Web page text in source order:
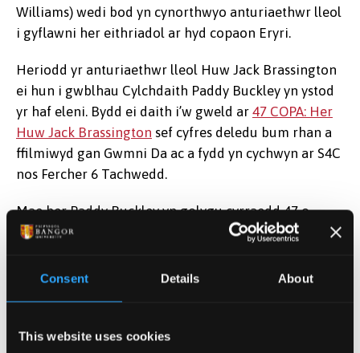
Consent Details About
This website uses cookies
Williams) wedi bod yn cynorthwyo anturiaethwr lleol
i gyflawni her eithriadol ar hyd copaon Eryri.
Heriodd yr anturiaethwr lleol Huw Jack Brassington
ei hun i gwblhau Cylchdaith Paddy Buckley yn ystod
yr haf eleni. Bydd ei daith i’w gweld ar 47 COPA: Her
Huw Jack Brassington sef cyfres deledu bum rhan a
ffilmiwyd gan Gwmni Da ac a fydd yn cychwyn ar S4C
nos Fercher 6 Tachwedd.
Mae her Paddy Buckley yn golygu cyrraedd 47 o
gopaon Eryri yn eu tro, sy’n daith o tua 100 km gyda
i gopa Everest, a hyn i gyd mewn 24 awr.
fis Gorffennaf i gymryd rhan mewn profion ffisiolegol